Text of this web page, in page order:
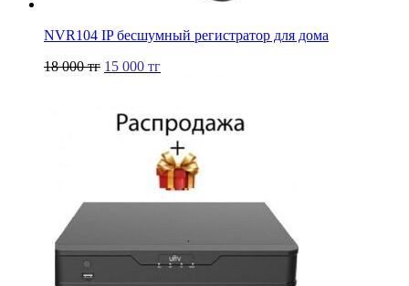
NVR104 IP бесшумный регистратор для дома
18 000тг 15 000 тг